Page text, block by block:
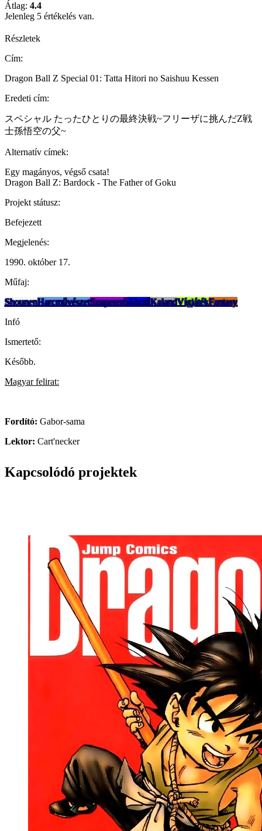
Átlag: 4.4
Jelenleg 5 értékelés van.
Részletek
Cím:
Dragon Ball Z Special 01: Tatta Hitori no Saishuu Kessen
Eredeti cím:
スペシャル たったひとりの最終決戦~フリーザに挑んだZ戦
士孫悟空の父~
Alternatív címek:
Egy magányos, végső csata!
Dragon Ball Z: Bardock - The Father of Goku
Projekt státusz:
Befejezett
Megjelenés:
1990. október 17.
Műfaj:
ShounenHarcművészetSzupererőAkcióKalandVígjátékFantasy
Infó
Ismertető:
Később.
Magyar felirat:
Fordító: Gabor-sama
Lektor: Cart'necker
Kapcsolódó projektek